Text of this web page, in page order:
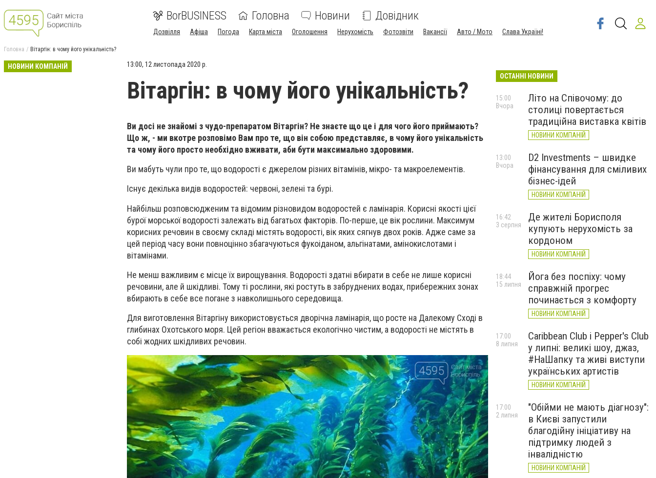
BorBUSINESS Головна Новини Довідник
Дозвілля Афіша Погода Карта міста Оголошення Нерухомість Фотозвіти Вакансії Авто / Мото Слава Україні!
Головна Вітаргін: в чому його унікальність?
НОВИНИ КОМПАНІЙ 13:00, 12 листопада 2020 р.
Вітаргін: в чому його унікальність?
Ви досі не знайомі з чудо-препаратом Вітаргін? Не знаєте що це і для чого його приймають?
Що ж, - ми вкотре розповімо Вам про те, що він собою представляє, в чому його унікальність
та чому його просто необхідно вживати, аби бути максимально здоровими.
Ви мабуть чули про те, що водорості є джерелом різних вітамінів, мікро- та макроелементів.
Існує декілька видів водоростей: червоні, зелені та бурі.
Найбільш розповсюдженим та відомим різновидом водоростей є ламінарія. Корисні якості цієї
бурої морської водорості залежать від багатьох факторів. По-перше, це вік рослини. Максимум
корисних речовин в своєму складі містять водорості, вік яких сягнув двох років. Адже саме за
цей період часу вони повноцінно збагачуються фукоіданом, альгінатами, амінокислотами і
вітамінами.
Не менш важливим є місце їх вирощування. Водорості здатні вбирати в себе не лише корисні
речовини, але й шкідливі. Тому ті рослини, які ростуть в забруднених водах, прибережних зонах
вбирають в себе все погане з навколишнього середовища.
Для виготовлення Вітаргіну використовується дворічна ламінарія, що росте на Далекому Сході в
глибинах Охотського моря. Цей регіон вважається екологічно чистим, а водорості не містять в
собі жодних шкідливих речовин.
ОСТАННІ НОВИНИ
Літо на Співочому: до
столиці повертається
традиційна виставка квітів
НОВИНИ КОМПАНІЙ
15:00
Вчора
D2 Investments – швидке
фінансування для сміливих
бізнес-ідей
НОВИНИ КОМПАНІЙ
13:00
Вчора
Де жителі Борисполя
купують нерухомість за
кордоном
НОВИНИ КОМПАНІЙ
16:42
3 серпня
Йога без поспіху: чому
справжній прогрес
починається з комфорту
НОВИНИ КОМПАНІЙ
18:44
15 липня
Caribbean Club і Pepper's Club
у липні: великі шоу, джаз,
#НаШапку та живі виступи
українських артистів
НОВИНИ КОМПАНІЙ
17:00
8 липня
"Обійми не мають діагнозу":
в Києві запустили
благодійну ініціативу на
підтримку людей з
інвалідністю
НОВИНИ КОМПАНІЙ
17:00
2 липня